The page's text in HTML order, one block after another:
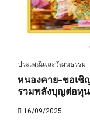
ประเพณีและวัฒนธรรม
หนองคาย-ขอเ
รวมพลังบุญต่อทุ
16/09/2025